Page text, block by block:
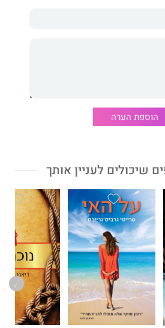
הרבדים והייחודית של יאיר חסדיאל,
הוספת הערה
שיכולים לעניין אותך